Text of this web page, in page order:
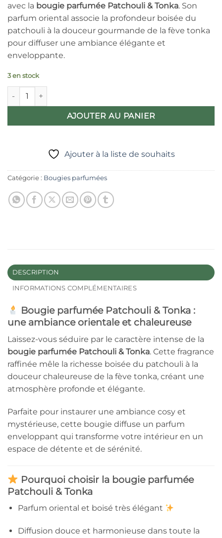
avec la bougie parfumée Patchouli & Tonka. Son
parfum oriental associe la profondeur boisée du
patchouli à la douceur gourmande de la fève tonka
pour diffuser une ambiance élégante et
enveloppante.
3 en stock
quantité de Bougie parfumée Patchouli & Tonka – Collines de
AJOUTER AU PANIER
Ajouter à la liste de souhaits
Catégorie : Bougies parfumées
DESCRIPTION
INFORMATIONS COMPLÉMENTAIRES
Bougie parfumée Patchouli & Tonka :
une ambiance orientale et chaleureuse
Laissez-vous séduire par le caractère intense de la
bougie parfumée Patchouli & Tonka. Cette fragrance
raffinée mêle la richesse boisée du patchouli à la
douceur chaleureuse de la fève tonka, créant une
atmosphère profonde et élégante.
Parfaite pour instaurer une ambiance cosy et
mystérieuse, cette bougie diffuse un parfum
enveloppant qui transforme votre intérieur en un
espace de détente et de sérénité.
Pourquoi choisir la bougie parfumée
Patchouli & Tonka
Parfum oriental et boisé très élégant
Diffusion douce et harmonieuse dans toute la